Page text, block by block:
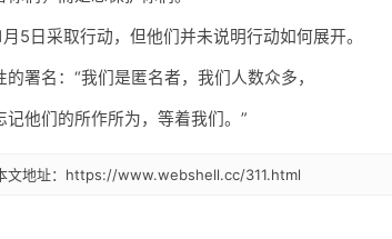
5日采取行动，但他们并未说明行动如何展开。
署名：“我们是匿名者，我们人数众多，
他们的所作所为，等着我们。”
文地址：https://www.webshell.cc/311.html